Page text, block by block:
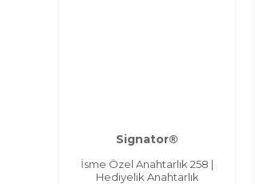
Signator®
İsme Özel Anahtarlık 258 |
Hediyelik Anahtarlık